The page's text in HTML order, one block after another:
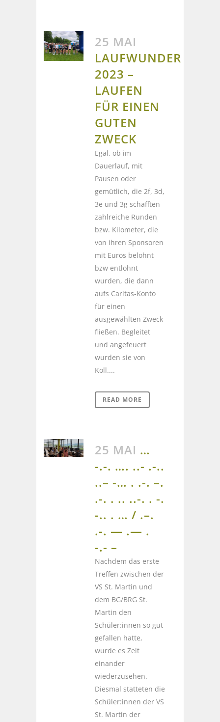
25 MAI
LAUFWUNDER
2023 –
LAUFEN
FÜR EINEN
GUTEN
ZWECK
Egal, ob im
Dauerlauf, mit
Pausen oder
gemütlich, die 2f, 3d,
3e und 3g schafften
zahlreiche Runden
bzw. Kilometer, die
von ihren Sponsoren
mit Euros belohnt
bzw entlohnt
wurden, die dann
aufs Caritas-Konto
für einen
ausgewählten Zweck
fließen. Begleitet
und angefeuert
wurden sie von
Koll....
READ MORE
25 MAI …
-.-. …. ..- .-..
..– -… . .-. –.
.-. . .. ..-. . -.
-.. . … / .–.
.-. — .— .
-.- –
Nachdem das erste
Treffen zwischen der
VS St. Martin und
dem BG/BRG St.
Martin den
Schüler:innen so gut
gefallen hatte,
wurde es Zeit
einander
wiederzusehen.
Diesmal statteten die
Schüler:innen der VS
St. Martin der